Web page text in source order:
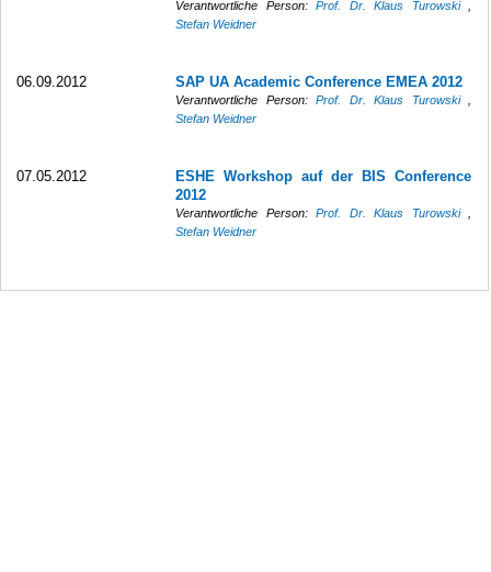
Verantwortliche Person:Prof. Dr. Klaus Turowski
Stefan Weidner
06.09.2012 SAP UA Academic Conference EMEA 2012
Verantwortliche Person:Prof. Dr. Klaus Turowski
Stefan Weidner
07.05.2012
ESHE Workshop auf der BIS Conference
2012
Verantwortliche Person:Prof. Dr. Klaus Turowski
Stefan Weidner